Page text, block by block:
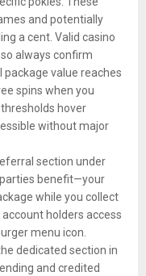
and potentially
a cent. Valid casino
always confirm
value reaches
spins when you
hover
without major
section under
benefit—your
while you collect
holders access
menu icon.
dedicated section in
and credited